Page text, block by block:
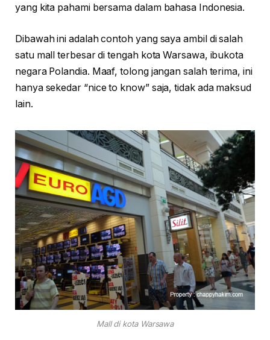
yang kita pahami bersama dalam bahasa Indonesia.
Dibawah ini adalah contoh yang saya ambil di salah
satu mall terbesar di tengah kota Warsawa, ibukota
negara Polandia. Maaf, tolong jangan salah terima, ini
hanya sekedar “nice to know” saja, tidak ada maksud
lain.
Mall di kota Warsawa